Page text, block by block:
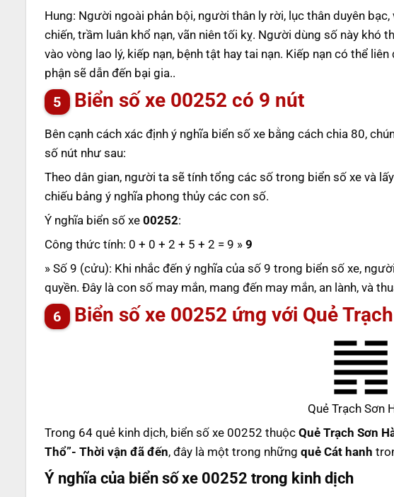
Hung: Người ngoài phản bội, người thân ly rời, lục thân duyên
chiến, trầm luân khổ nạn, vãn niên tối kỵ. Người dùng số này khó
vào vòng lao lý, kiếp nạn, bệnh tật hay tai nạn. Kiếp nạn có thể
phận sẽ dẫn đến bại gia..
Biển số xe 00252 có 9 nút
Bên cạnh cách xác định ý nghĩa biển số xe bằng cách chia 80,
số nút như sau:
Theo dân gian, người ta sẽ tính tổng các số trong biển số xe và
chiếu bảng ý nghĩa phong thủy các con số.
Ý nghĩa biển số xe 00252:
Công thức tính: 0 + 0 + 2 + 5 + 2 = 9 » 9
» Số 9 (cửu): Khi nhắc đến ý nghĩa của số 9 trong biển số xe,
quyền. Đây là con số may mắn, mang đến may mắn, an lành, và
Biển số xe 00252 ứng với Quẻ
Quẻ Trạch Sơn
Trong 64 quẻ kinh dịch, biển số xe 00252 thuộc Quẻ Trạch Sơn
Thổ”- Thời vận đã đến, đây là một trong những quẻ Cát hanh
Ý nghĩa của biển số xe 00252 trong kinh dịch